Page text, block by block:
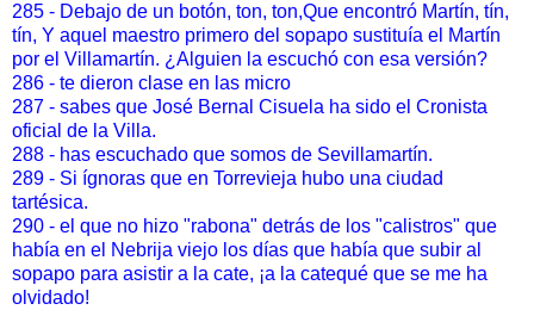
285 - Debajo de un botón, ton, ton,Que encontró Martín, tín,
tín, Y aquel maestro primero del sopapo sustituía el Martín
por el Villamartín. ¿Alguien la escuchó con esa versión?
286 - te dieron clase en las micro
287 - sabes que José Bernal Cisuela ha sido el Cronista
oficial de la Villa.
288 - has escuchado que somos de Sevillamartín.
289 - Si ígnoras que en Torrevieja hubo una ciudad
tartésica.
290 - el que no hizo "rabona" detrás de los "calistros" que
había en el Nebrija viejo los días que había que subir al
sopapo para asistir a la cate, ¡a la catequé que se me ha
olvidado!